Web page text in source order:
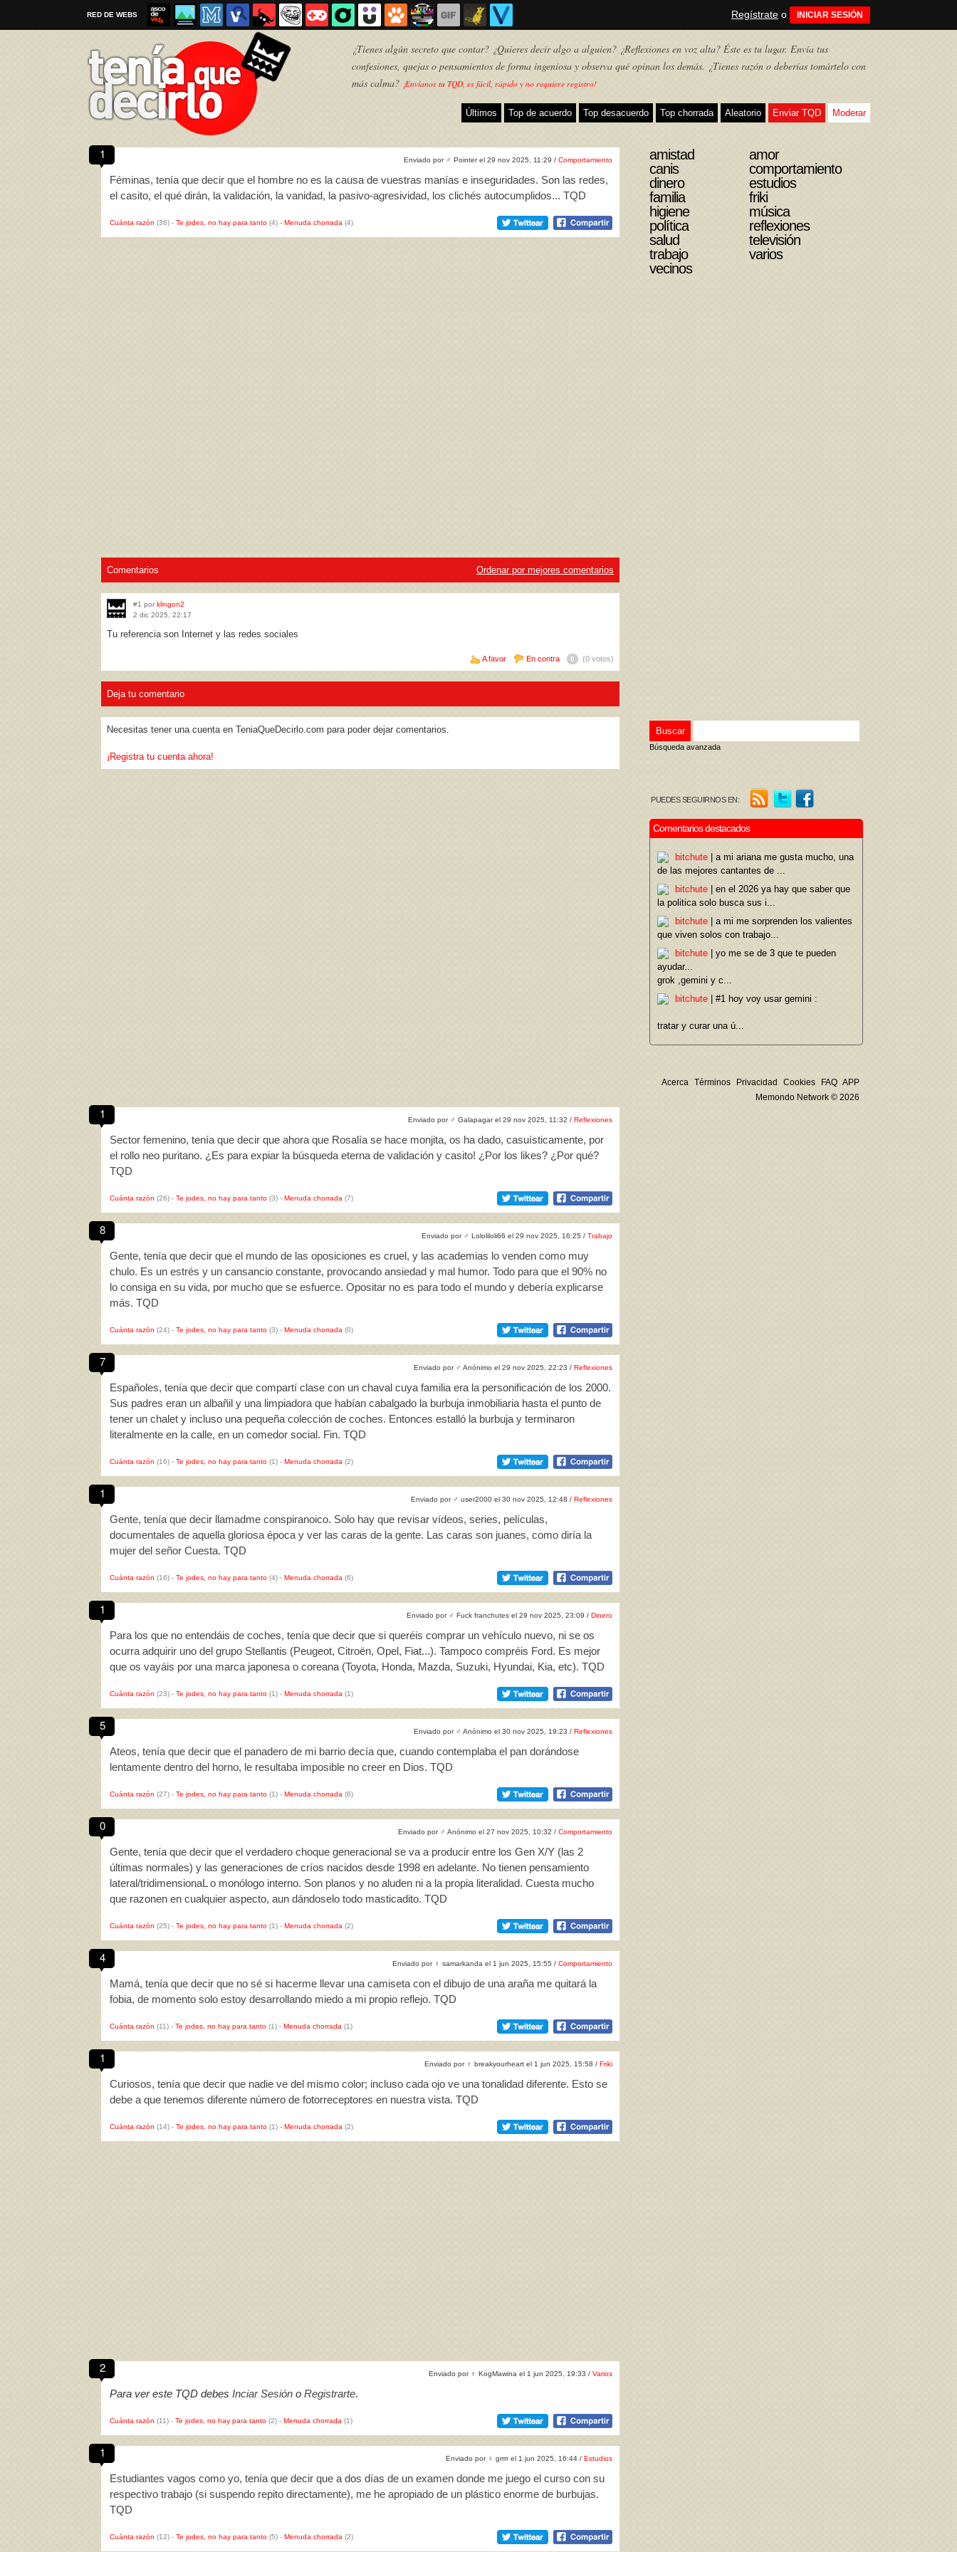
RED DE WEBS Regístrate o INICIAR SESIÓN
¿Tienes algún secreto que contar? ¿Quieres decir algo a alguien? ¿Reflexiones en voz alta? Éste es tu lugar. Envía tus
confesiones, quejas o pensamientos de forma ingeniosa y observa qué opinan los demás. ¿Tienes razón o deberías tomártelo con
más calma? ¡Envíanos tu TQD, es fácil, rápido y no requiere registro!
Últimos Top de acuerdo Top desacuerdo Top chorrada Aleatorio Enviar TQD Moderar
1 Enviado por ♂ Pointer el 29 nov 2025, 11:29 / Comportamiento
Féminas, tenía que decir que el hombre no es la causa de vuestras manías e inseguridades. Son las redes,
el casito, el qué dirán, la validación, la vanidad, la pasivo-agresividad, los clichés autocumplidos... TQD
Cuánta razón (36) - Te jodes, no hay para tanto (4) - Menuda chorrada (4)
Comentarios Ordenar por mejores comentarios
#1 por klingon2
2 dic 2025, 22:17
Tu referencia son Internet y las redes sociales
A favor En contra 0 (0 votos)
Deja tu comentario
Necesitas tener una cuenta en TeniaQueDecirlo.com para poder dejar comentarios.
¡Registra tu cuenta ahora!
1 Enviado por ♂ Galapagar el 29 nov 2025, 11:32 / Reflexiones
Sector femenino, tenía que decir que ahora que Rosalía se hace monjita, os ha dado, casuísticamente, por
el rollo neo puritano. ¿Es para expiar la búsqueda eterna de validación y casito! ¿Por los likes? ¿Por qué?
TQD
Cuánta razón (26) - Te jodes, no hay para tanto (3) - Menuda chorrada (7)
8 Enviado por ♂ Lololiloli66 el 29 nov 2025, 16:25 / Trabajo
Gente, tenía que decir que el mundo de las oposiciones es cruel, y las academias lo venden como muy
chulo. Es un estrés y un cansancio constante, provocando ansiedad y mal humor. Todo para que el 90% no
lo consiga en su vida, por mucho que se esfuerce. Opositar no es para todo el mundo y debería explicarse
más. TQD
Cuánta razón (24) - Te jodes, no hay para tanto (3) - Menuda chorrada (0)
7 Enviado por ♂ Anónimo el 29 nov 2025, 22:23 / Reflexiones
Españoles, tenía que decir que compartí clase con un chaval cuya familia era la personificación de los 2000.
Sus padres eran un albañil y una limpiadora que habían cabalgado la burbuja inmobiliaria hasta el punto de
tener un chalet y incluso una pequeña colección de coches. Entonces estalló la burbuja y terminaron
literalmente en la calle, en un comedor social. Fin. TQD
Cuánta razón (16) - Te jodes, no hay para tanto (1) - Menuda chorrada (2)
1 Enviado por ♂ user2000 el 30 nov 2025, 12:48 / Reflexiones
Gente, tenía que decir llamadme conspiranoico. Solo hay que revisar vídeos, series, películas,
documentales de aquella gloriosa época y ver las caras de la gente. Las caras son juanes, como diría la
mujer del señor Cuesta. TQD
Cuánta razón (16) - Te jodes, no hay para tanto (4) - Menuda chorrada (6)
1 Enviado por ♂ Fuck franchutes el 29 nov 2025, 23:09 / Dinero
Para los que no entendáis de coches, tenía que decir que si queréis comprar un vehículo nuevo, ni se os
ocurra adquirir uno del grupo Stellantis (Peugeot, Citroën, Opel, Fiat...). Tampoco compréis Ford. Es mejor
que os vayáis por una marca japonesa o coreana (Toyota, Honda, Mazda, Suzuki, Hyundai, Kia, etc). TQD
Cuánta razón (23) - Te jodes, no hay para tanto (1) - Menuda chorrada (1)
5 Enviado por ♂ Anónimo el 30 nov 2025, 19:23 / Reflexiones
Ateos, tenía que decir que el panadero de mi barrio decía que, cuando contemplaba el pan dorándose
lentamente dentro del horno, le resultaba imposible no creer en Dios. TQD
Cuánta razón (27) - Te jodes, no hay para tanto (1) - Menuda chorrada (6)
0 Enviado por ♂ Anónimo el 27 nov 2025, 10:32 / Comportamiento
Gente, tenía que decir que el verdadero choque generacional se va a producir entre los Gen X/Y (las 2
últimas normales) y las generaciones de críos nacidos desde 1998 en adelante. No tienen pensamiento
lateral/tridimensionaL o monólogo interno. Son planos y no aluden ni a la propia literalidad. Cuesta mucho
que razonen en cualquier aspecto, aun dándoselo todo masticadito. TQD
Cuánta razón (25) - Te jodes, no hay para tanto (1) - Menuda chorrada (2)
4 Enviado por ♀ samarkanda el 1 jun 2025, 15:55 / Comportamiento
Mamá, tenía que decir que no sé si hacerme llevar una camiseta con el dibujo de una araña me quitará la
fobia, de momento solo estoy desarrollando miedo a mi propio reflejo. TQD
Cuánta razón (11) - Te jodes, no hay para tanto (1) - Menuda chorrada (1)
1 Enviado por ♀ breakyourheart el 1 jun 2025, 15:58 / Friki
Curiosos, tenía que decir que nadie ve del mismo color; incluso cada ojo ve una tonalidad diferente. Esto se
debe a que tenemos diferente número de fotorreceptores en nuestra vista. TQD
Cuánta razón (14) - Te jodes, no hay para tanto (1) - Menuda chorrada (2)
2 Enviado por ♀ KogMawina el 1 jun 2025, 19:33 / Varios
Para ver este TQD debes Inciar Sesión o Registrarte.
Cuánta razón (11) - Te jodes, no hay para tanto (2) - Menuda chorrada (1)
1 Enviado por ♀ grrrr el 1 jun 2025, 16:44 / Estudios
Estudiantes vagos como yo, tenía que decir que a dos días de un examen donde me juego el curso con su
respectivo trabajo (si suspendo repito directamente), me he apropiado de un plástico enorme de burbujas.
TQD
Cuánta razón (12) - Te jodes, no hay para tanto (5) - Menuda chorrada (2)
amistad
amor
canis
comportamiento
dinero
estudios
familia
friki
higiene
música
política
reflexiones
salud
televisión
trabajo
varios
vecinos
Búsqueda avanzada
PUEDES SEGUIRNOS EN:
Comentarios destacados
bitchute | a mi ariana me gusta mucho, una
de las mejores cantantes de ...
bitchute | en el 2026 ya hay que saber que
la politica solo busca sus i...
bitchute | a mi me sorprenden los valientes
que viven solos con trabajo...
bitchute | yo me se de 3 que te pueden
ayudar...
grok ,gemini y c...
bitchute | #1 hoy voy usar gemini :
tratar y curar una ú...
Acerca Términos Privacidad Cookies FAQ APP
Memondo Network © 2026